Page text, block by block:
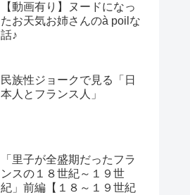
【動画有り】ヌードになっ
たお天気お姉さんのà poilな
話♪
民族性ジョークで見る「日
本人とフランス人」
「里子が全盛期だったフラ
ンスの１８世紀～１９世
紀」前編【１８～１９世紀